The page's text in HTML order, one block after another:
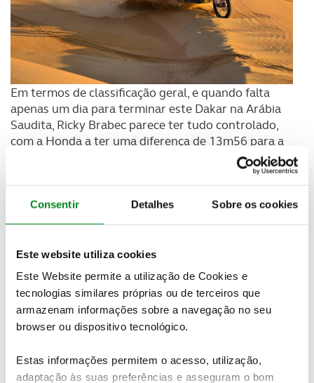
Consentir Detalhes Sobre os cookies
Este website utiliza cookies
Este Website permite a utilização de Cookies e
tecnologias similares próprias ou de terceiros que
armazenam informações sobre a navegação no seu
browser ou dispositivo tecnológico.
Estas informações permitem o acesso, utilização,
adaptação às suas preferências e asseguram o bom
Em termos de classificação geral, e quando falta
apenas um dia para terminar este Dakar na Arábia
Saudita, Ricky Brabec parece ter tudo controlado,
com a Honda a ter uma diferença de 13m56 para a
Husqvarna de pablo Quintanilla, enquanto Toby
Price em KTM está na 3ª posição a 22m34 de
Brabec. Walkner, não deverá forçar a entrada no
pódio, pois está no 4º lugar a 29m53 de diferença,
mas também tripula uma KTM. A melhor Honda em
posição a 30m09 do líder, mas apenas a 16
segundos de Walkner.